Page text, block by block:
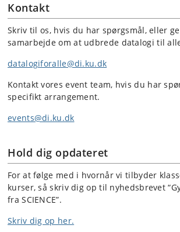
Kontakt
Skriv til os, hvis du har spørgsmål, eller
samarbejde om at udbrede datalogi til
datalogiforalle@di.ku.dk
Kontakt vores event team, hvis du har
specifikt arrangement.
events@di.ku.dk
Hold dig opdateret
For at følge med i hvornår vi tilbyder
kurser, så skriv dig op til nyhedsbrevet
fra SCIENCE”.
Skriv dig op her.